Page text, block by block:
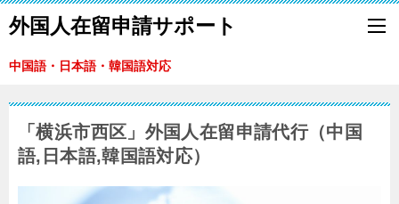
外国人在留申請サポート
中国語・日本語・韓国語対応
「横浜市西区」外国人在留申請代行（中国
語,日本語,韓国語対応）